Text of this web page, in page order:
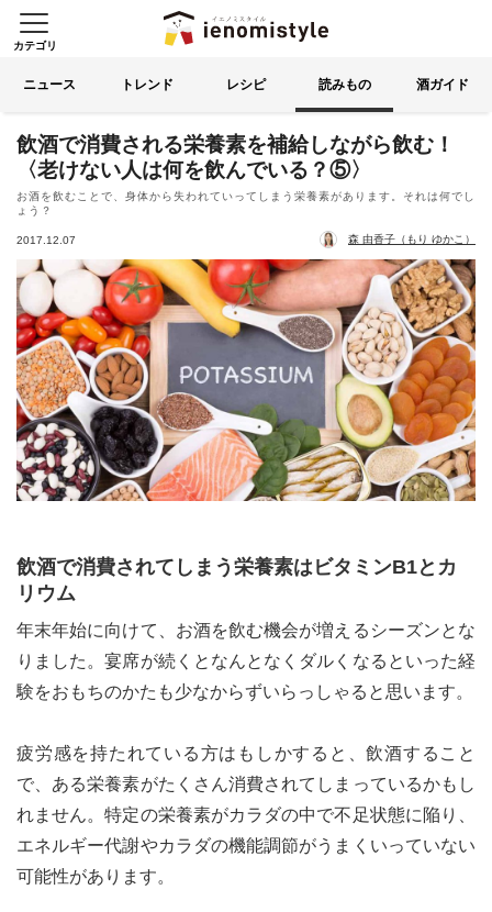
イエノミスタイル 家飲みを楽
カテゴリ
る
ニュース トレンド レシピ 読みもの 酒ガイド
飲酒で消費される栄養素を補給しながら飲む！
〈老けない人は何を飲んでいる？⑤〉
お酒を飲むことで、身体から失われていってしまう栄養素があります。それは何でし
ょう？
2017.12.07 森 由香子（もり ゆかこ）
飲酒で消費されてしまう栄養素はビタミンB1とカ
リウム
年末年始に向けて、お酒を飲む機会が増えるシーズンとな
りました。宴席が続くとなんとなくダルくなるといった経
験をおもちのかたも少なからずいらっしゃると思います。
疲労感を持たれている方はもしかすると、飲酒すること
で、ある栄養素がたくさん消費されてしまっているかもし
れません。特定の栄養素がカラダの中で不足状態に陥り、
エネルギー代謝やカラダの機能調節がうまくいっていない
可能性があります。